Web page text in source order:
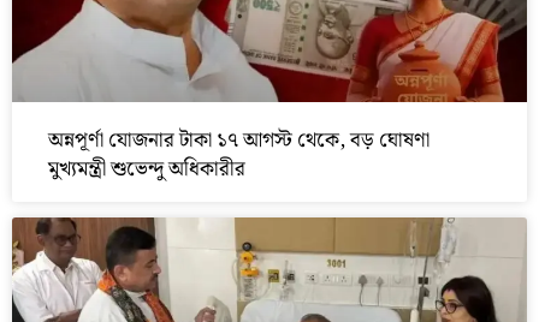
অন্নপূর্ণা যোজনার টাকা ১৭ আগস্ট থেকে, বড় ঘোষণা
মুখ্যমন্ত্রী শুভেন্দু অধিকারীর